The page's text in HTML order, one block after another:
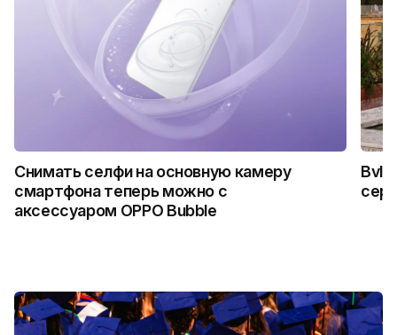
Снимать селфи на основную камеру
смартфона теперь можно с
аксессуаром OPPO Bubble